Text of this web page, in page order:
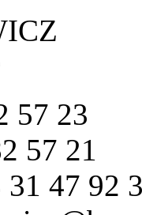
57 23
57 21
47 92